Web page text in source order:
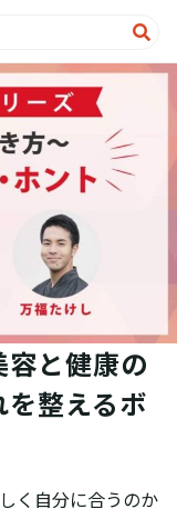
容と健康の
整えるボ
く自分に合うのか